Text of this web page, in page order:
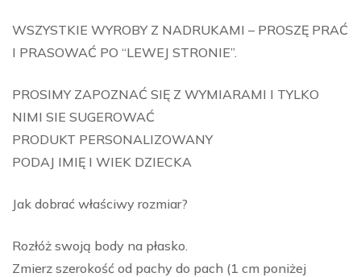
WSZYSTKIE WYROBY Z NADRUKAMI – PROSZĘ PRAĆ
I PRASOWAĆ PO “LEWEJ STRONIE”.
PROSIMY ZAPOZNAĆ SIĘ Z WYMIARAMI I TYLKO
NIMI SIE SUGEROWAĆ
PRODUKT PERSONALIZOWANY
PODAJ IMIĘ I WIEK DZIECKA
Jak dobrać właściwy rozmiar?
Rozłóż swoją body na płasko.
Zmierz szerokość od pachy do pach (1 cm poniżej